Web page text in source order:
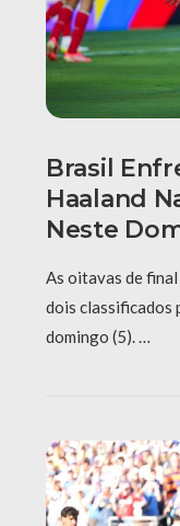
Brasil
Haaland
Neste
As oitavas de
dois classificados
domingo (5). …